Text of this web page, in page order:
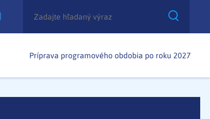
Príprava programového obdobia po roku 2027